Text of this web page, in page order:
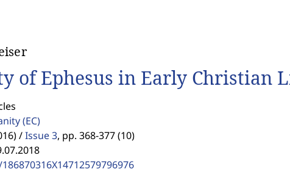
of Ephesus in Early Christian
(EC)
/ Issue 3, pp. 368-377 (10)